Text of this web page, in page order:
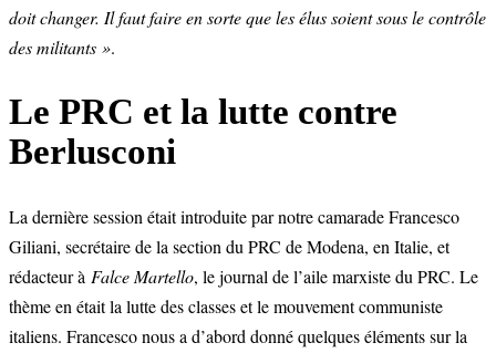
doit changer. Il faut faire en sorte que les élus soient sous le contrôle
des militants ».
Le PRC et la lutte contre
Berlusconi
La dernière session était introduite par notre camarade Francesco
Giliani, secrétaire de la section du PRC de Modena, en Italie, et
rédacteur à Falce Martello, le journal de l’aile marxiste du PRC. Le
thème en était la lutte des classes et le mouvement communiste
italiens. Francesco nous a d’abord donné quelques éléments sur la